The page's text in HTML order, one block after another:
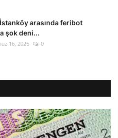
arasında feribot
şok deni...
16, 2026 0